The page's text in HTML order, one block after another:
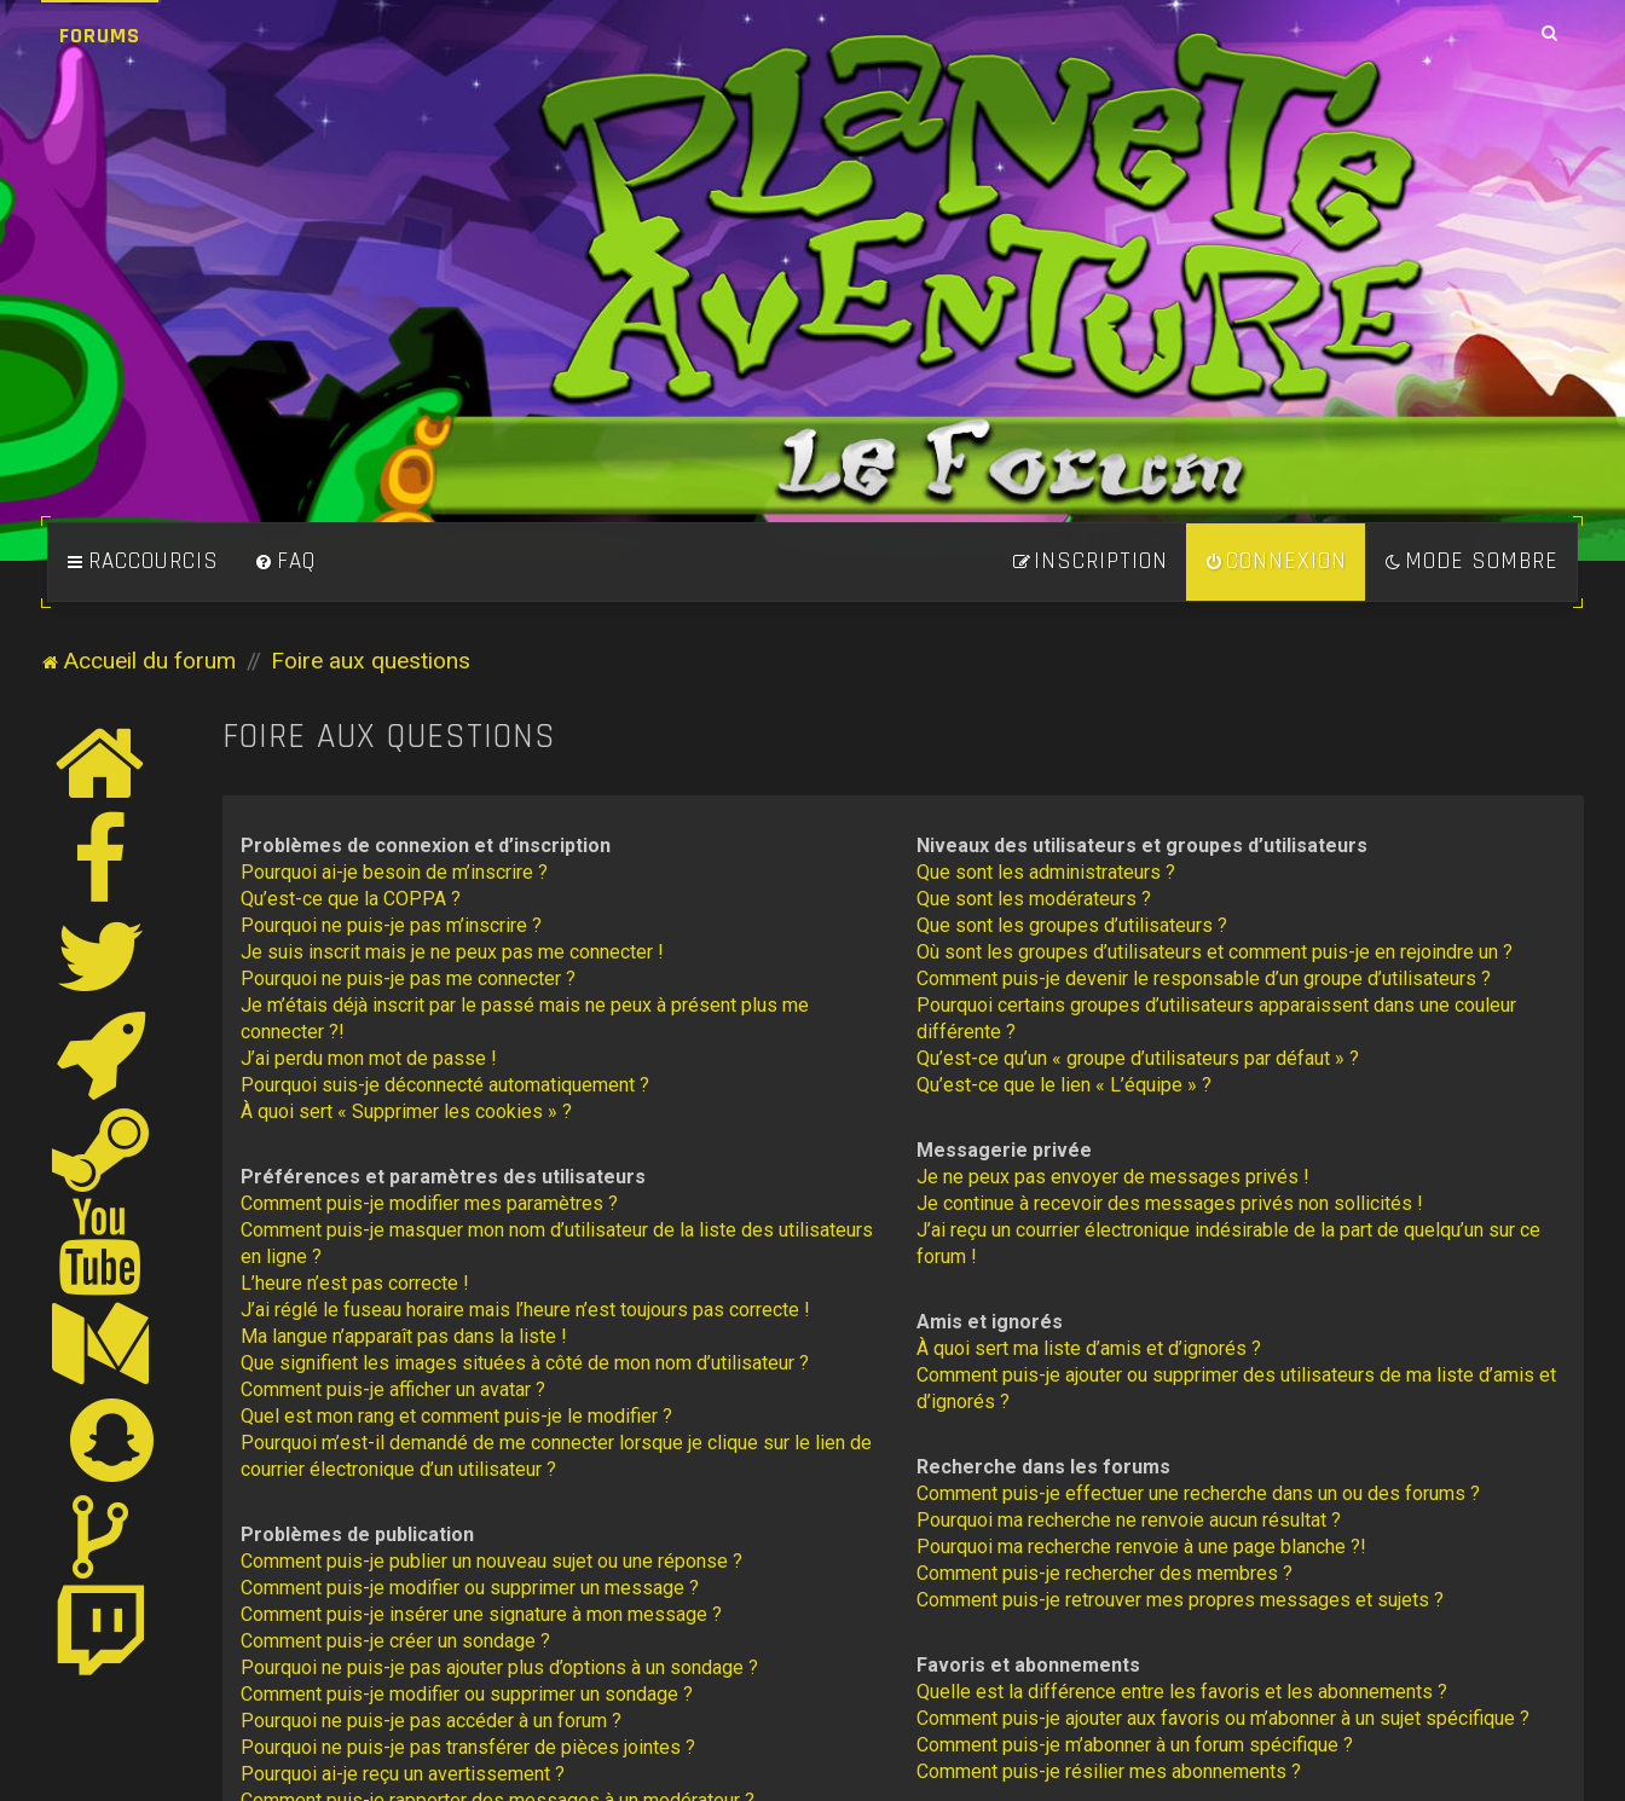
FORUMS
RACCOURCIS MODE SOMBRE
FAQ CONNEXION
INSCRIPTION
Accueil du forum Foire aux questions
FOIRE AUX QUESTIONS
Problèmes de connexion et d’inscription
Pourquoi ai-je besoin de m’inscrire ?
Qu’est-ce que la COPPA ?
Pourquoi ne puis-je pas m’inscrire ?
Je suis inscrit mais je ne peux pas me connecter !
Pourquoi ne puis-je pas me connecter ?
Je m’étais déjà inscrit par le passé mais ne peux à présent plus me
connecter ?!
J’ai perdu mon mot de passe !
Pourquoi suis-je déconnecté automatiquement ?
À quoi sert « Supprimer les cookies » ?
Préférences et paramètres des utilisateurs
Comment puis-je modifier mes paramètres ?
Comment puis-je masquer mon nom d’utilisateur de la liste des utilisateurs
en ligne ?
L’heure n’est pas correcte !
J’ai réglé le fuseau horaire mais l’heure n’est toujours pas correcte !
Ma langue n’apparaît pas dans la liste !
Que signifient les images situées à côté de mon nom d’utilisateur ?
Comment puis-je afficher un avatar ?
Quel est mon rang et comment puis-je le modifier ?
Pourquoi m’est-il demandé de me connecter lorsque je clique sur le lien de
courrier électronique d’un utilisateur ?
Problèmes de publication
Comment puis-je publier un nouveau sujet ou une réponse ?
Comment puis-je modifier ou supprimer un message ?
Comment puis-je insérer une signature à mon message ?
Comment puis-je créer un sondage ?
Pourquoi ne puis-je pas ajouter plus d’options à un sondage ?
Comment puis-je modifier ou supprimer un sondage ?
Pourquoi ne puis-je pas accéder à un forum ?
Pourquoi ne puis-je pas transférer de pièces jointes ?
Pourquoi ai-je reçu un avertissement ?
Niveaux des utilisateurs et groupes d’utilisateurs
Que sont les administrateurs ?
Que sont les modérateurs ?
Que sont les groupes d’utilisateurs ?
Où sont les groupes d’utilisateurs et comment puis-je en rejoindre un ?
Comment puis-je devenir le responsable d’un groupe d’utilisateurs ?
Pourquoi certains groupes d’utilisateurs apparaissent dans une couleur
différente ?
Qu’est-ce qu’un « groupe d’utilisateurs par défaut » ?
Qu’est-ce que le lien « L’équipe » ?
Messagerie privée
Je ne peux pas envoyer de messages privés !
Je continue à recevoir des messages privés non sollicités !
J’ai reçu un courrier électronique indésirable de la part de quelqu’un sur ce
forum !
Amis et ignorés
À quoi sert ma liste d’amis et d’ignorés ?
Comment puis-je ajouter ou supprimer des utilisateurs de ma liste d’amis et
d’ignorés ?
Recherche dans les forums
Comment puis-je effectuer une recherche dans un ou des forums ?
Pourquoi ma recherche ne renvoie aucun résultat ?
Pourquoi ma recherche renvoie à une page blanche ?!
Comment puis-je rechercher des membres ?
Comment puis-je retrouver mes propres messages et sujets ?
Favoris et abonnements
Quelle est la différence entre les favoris et les abonnements ?
Comment puis-je ajouter aux favoris ou m’abonner à un sujet spécifique ?
Comment puis-je m’abonner à un forum spécifique ?
Comment puis-je résilier mes abonnements ?